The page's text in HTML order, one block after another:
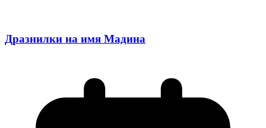
Дразнилки на имя Мадина